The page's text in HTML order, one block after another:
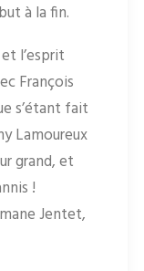
à la fin.
l’esprit
François
s’étant fait
Lamoureux
grand, et
!
Jentet,